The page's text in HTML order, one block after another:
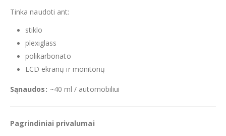
Tinka naudoti ant:
stiklo
plexiglass
polikarbonato
LCD ekranų ir monitorių
Sąnaudos: ~40 ml / automobiliui
Pagrindiniai privalumai